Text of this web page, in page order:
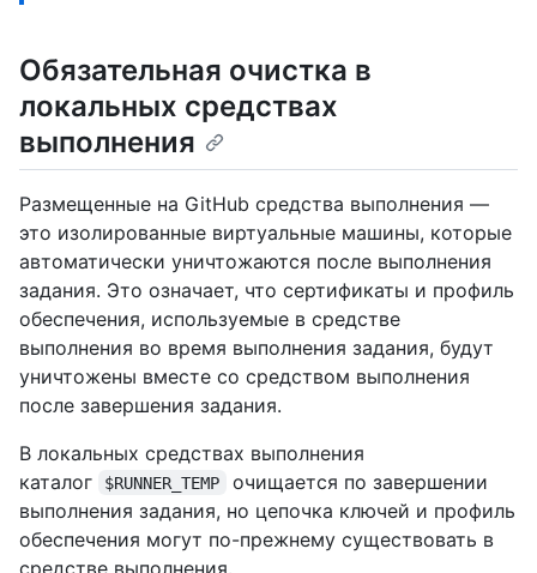
Обязательная очистка в
локальных средствах
выполнения
Размещенные на GitHub средства выполнения —
это изолированные виртуальные машины, которые
автоматически уничтожаются после выполнения
задания. Это означает, что сертификаты и профиль
обеспечения, используемые в средстве
выполнения во время выполнения задания, будут
уничтожены вместе со средством выполнения
после завершения задания.
В локальных средствах выполнения
каталог
$RUNNER_TEMP
очищается по завершении
выполнения задания, но цепочка ключей и профиль
обеспечения могут по-прежнему существовать в
средстве выполнения.